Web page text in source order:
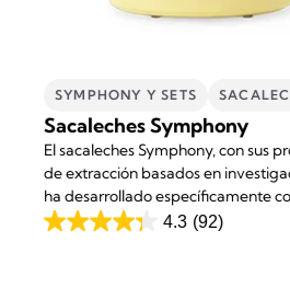
SYMPHONY Y SETS
Sacaleches Symphony
El sacaleches Symphony, con sus
de extracción basados en
ha desarrollado específicamente
para las madres durante el periodo
4.3 (92)
4.3